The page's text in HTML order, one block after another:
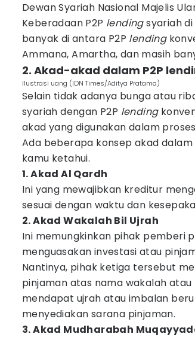
Dewan Syariah Nasional Majelis
Keberadaan P2P lendingsyariah di
banyak di antara P2P lending
Ammana, Amartha, dan masih
2. Akad-akad dalam P2P
Ilustrasi uang (IDN Times/Aditya Pratama)
Selain tidak adanya bunga atau
syariah dengan P2P lending
akad yang digunakan dalam
Ada beberapa konsep akad dalam
kamu ketahui.
1. Akad Al Qardh
Ini yang mewajibkan kreditur
sesuai dengan waktu dan
2. Akad Wakalah Bil Ujrah
Ini memungkinkan pihak pemberi
menguasakan investasi atau
Nantinya, pihak ketiga tersebut
pinjaman atas nama wakalah
mendapat ujrah atau imbalan
menyediakan sarana pinjaman.
3. Akad Mudharabah